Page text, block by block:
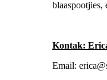
blaaspootjies,
Kontak:
Email: